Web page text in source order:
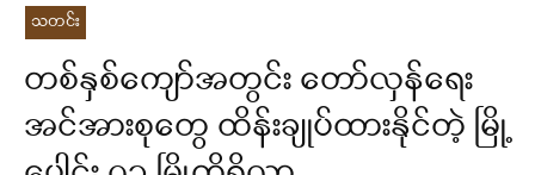
သတင်း
တစ်နှစ်ကျော်အတွင်း တော်လှန်ရေး
အင်အားစုတွေ ထိန်းချုပ်ထားနိုင်တဲ့ မြို့